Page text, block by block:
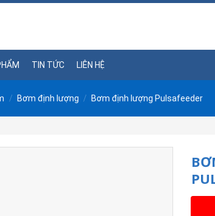
TIN TỨC LIÊN HỆ
/ Bơm định lượng / Bơm định lượng Pulsafeeder